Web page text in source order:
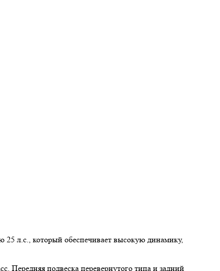
л.с., который обеспечивает высокую динамику,
Передняя подвеска перевернутого типа и задний